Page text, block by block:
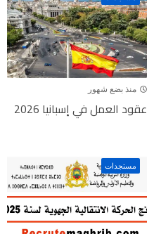
منذ بضع شهور
عقود العمل في إسبانيا 2026
مستجدات